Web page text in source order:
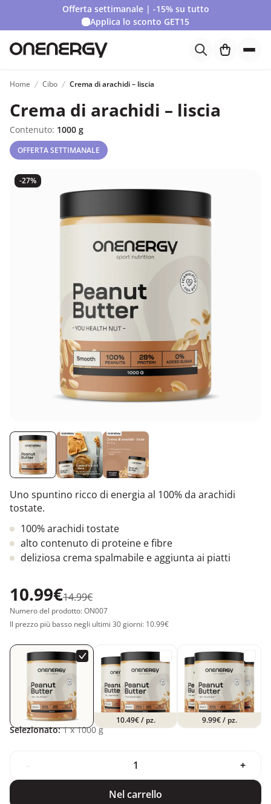
Offerta settimanale | -15% su tutto
Applica lo sconto GET15
Home Cibo Crema di arachidi – liscia
Crema di arachidi – liscia
Contenuto: 1000 g
OFFERTA SETTIMANALE
-27%
Uno spuntino ricco di energia al 100% da arachidi
tostate.
100% arachidi tostate
alto contenuto di proteine e fibre
deliziosa crema spalmabile e aggiunta ai piatti
10.99€14.99€
Numero del prodotto: ON007
Il prezzo più basso negli ultimi 30 giorni: 10.99€
10.49€/ pz. 9.99€/ pz.
Selezionato: 1x 1000 g
+
Nel carrello